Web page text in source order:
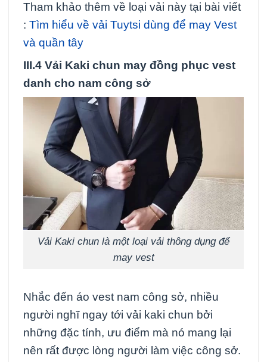
Tham khảo thêm về loại vải này tại bài viết
: Tìm hiểu về vải Tuytsi dùng để may Vest
và quần tây
III.4 Vải Kaki chun may đồng phục vest
danh cho nam công sở
Vải Kaki chun là một loại vải thông dụng để
may vest
Nhắc đến áo vest nam công sở, nhiều
người nghĩ ngay tới vải kaki chun bởi
những đặc tính, ưu điểm mà nó mang lại
nên rất được lòng người làm việc công sở.